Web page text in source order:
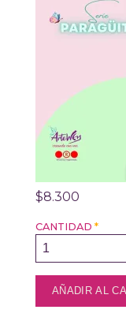
$8.300
CANTIDAD *